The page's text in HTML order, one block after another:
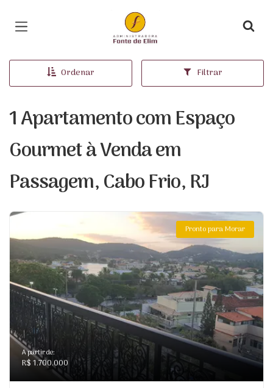
Página inicial
Ordenar Filtrar
1 Apartamento com Espaço
Gourmet à Venda em
Passagem, Cabo Frio, RJ
Pronto para Morar
A partir de:
R$ 1.700.000